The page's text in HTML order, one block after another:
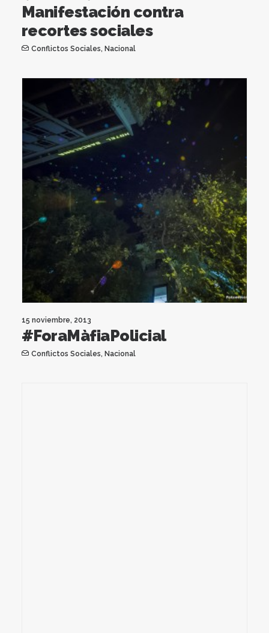
Manifestación contra
recortes sociales
Conflictos Sociales, Nacional
15 noviembre, 2013
#ForaMàfiaPolicial
Conflictos Sociales, Nacional